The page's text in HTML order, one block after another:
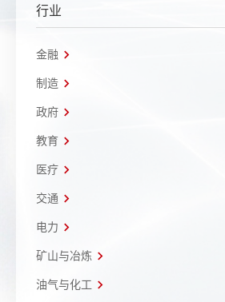
行业
金融
制造
政府
教育
医疗
交通
电力
矿山与冶炼
油气与化工